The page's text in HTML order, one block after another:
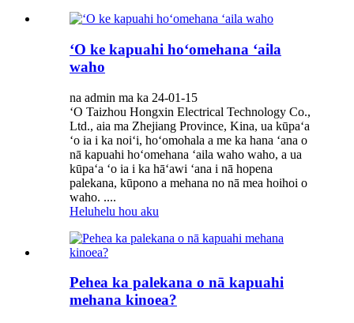
ʻO ke kapuahi hoʻomehana ʻaila
waho
na admin ma ka 24-01-15
ʻO Taizhou Hongxin Electrical Technology Co.,
Ltd., aia ma Zhejiang Province, Kina, ua kūpaʻa
ʻo ia i ka noiʻi, hoʻomohala a me ka hana ʻana o
nā kapuahi hoʻomehana ʻaila waho waho, a ua
kūpaʻa ʻo ia i ka hāʻawi ʻana i nā hopena
palekana, kūpono a mehana no nā mea hoihoi o
waho. ....
Heluhelu hou aku
Pehea ka palekana o nā kapuahi
mehana kinoea?